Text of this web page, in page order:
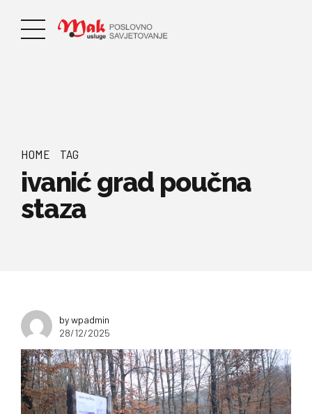
HOME TAG
ivanić grad poučna
staza
by wpadmin
28/12/2025